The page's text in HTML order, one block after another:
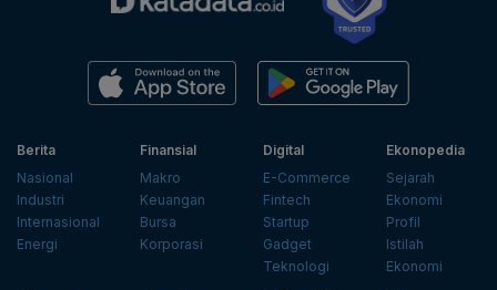
Berita
Nasional
Industri
Internasional
Energi
Finansial
Makro
Keuangan
Bursa
Korporasi
Digital
E-Commerce
Fintech
Startup
Gadget
Teknologi
Ekonopedia
Sejarah
Ekonomi
Profil
Istilah
Ekonomi